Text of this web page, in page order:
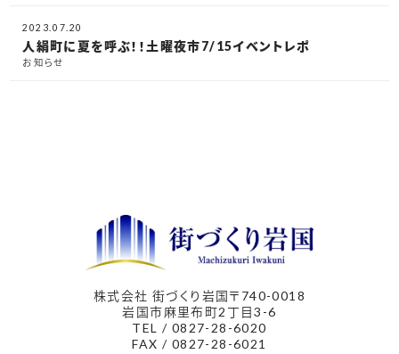
2023.07.20
人絹町に夏を呼ぶ！！土曜夜市7/15イベントレポ
お知らせ
株式会社 街づくり岩国〒740-0018
岩国市麻里布町2丁目3-6
TEL / 0827-28-6020
FAX / 0827-28-6021